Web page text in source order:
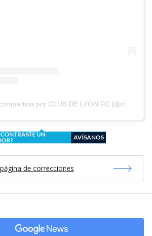
Una publicación compartida por CLUB DE LYON FC (@clubdelyonfc)
UN
AVÍSANOS
de correcciones